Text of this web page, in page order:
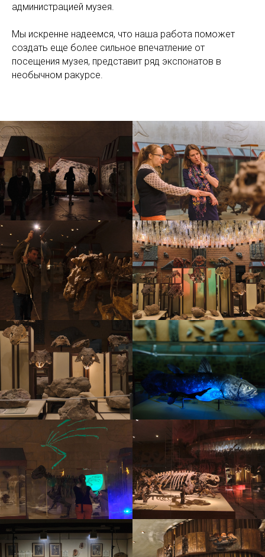
администрацией музея.
Мы искренне надеемся, что наша работа поможет
создать еще более сильное впечатление от
посещения музея, представит ряд экспонатов в
необычном ракурсе.